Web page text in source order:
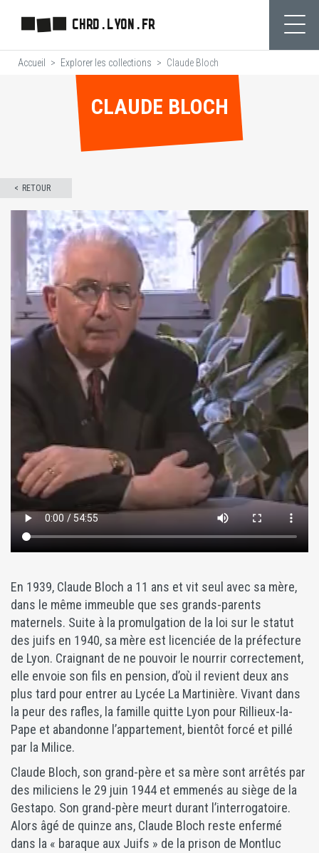
contenu
principal
CHRD.LYON.FR
Accueil Explorer les collections Claude Bloch
CLAUDE BLOCH
RETOUR
En 1939, Claude Bloch a 11 ans et vit seul avec sa mère,
dans le même immeuble que ses grands-parents
maternels. Suite à la promulgation de la loi sur le statut
des juifs en 1940, sa mère est licenciée de la préfecture
de Lyon. Craignant de ne pouvoir le nourrir correctement,
elle envoie son fils en pension, d’où il revient deux ans
plus tard pour entrer au Lycée La Martinière. Vivant dans
la peur des rafles, la famille quitte Lyon pour Rillieux-la-
Pape et abandonne l’appartement, bientôt forcé et pillé
par la Milice.
Claude Bloch, son grand-père et sa mère sont arrêtés par
des miliciens le 29 juin 1944 et emmenés au siège de la
Gestapo. Son grand-père meurt durant l’interrogatoire.
Alors âgé de quinze ans, Claude Bloch reste enfermé
dans la « baraque aux Juifs » de la prison de Montluc